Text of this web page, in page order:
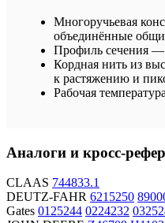
Многоручьевая
объединённые
Профиль сечения
Кордная нить из
к растяжению и
Рабочая
Аналоги и кросс-
CLAAS 744833.1
DEUTZ-FAHR 6215250
Gates 0125244 0224232